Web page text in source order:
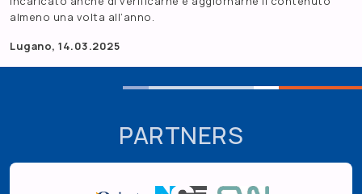
almeno una volta all’anno.
Lugano, 14.03.2025
PARTNERS